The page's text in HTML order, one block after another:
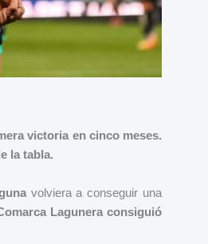
victoria en cinco meses.
la tabla.
volviera a conseguir una
Lagunera consiguió